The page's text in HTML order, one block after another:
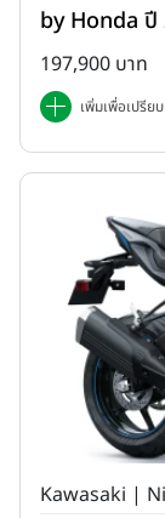
by Honda ปี
197,900 บาท
เพิ่มเพื่อเปรีย
Kawasaki |